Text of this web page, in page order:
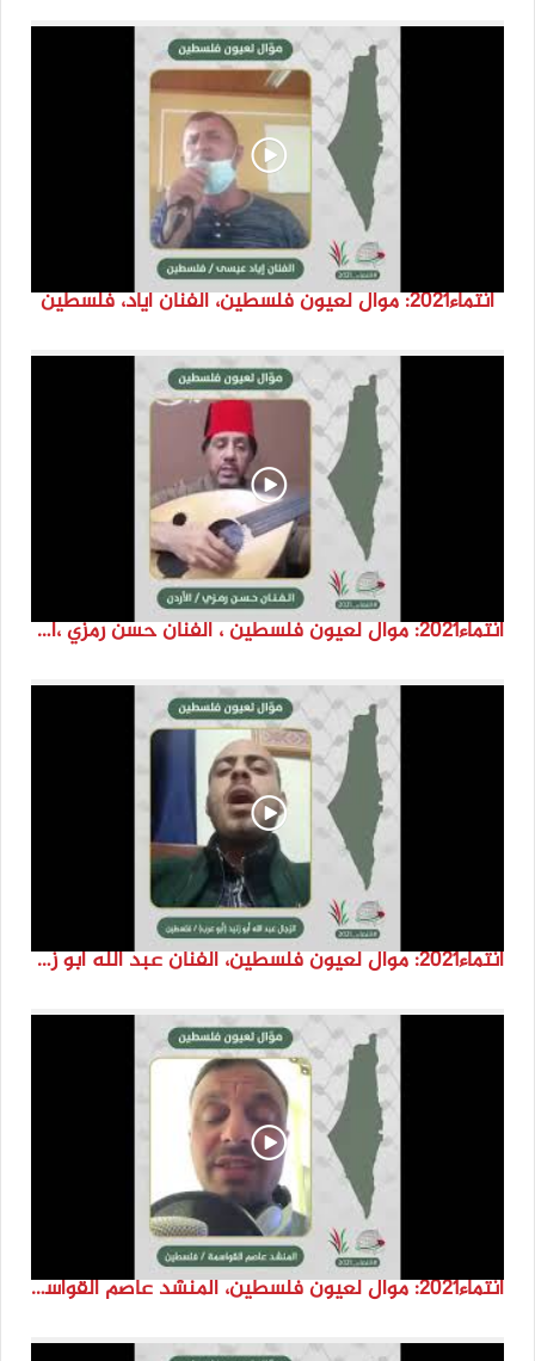
انتماء2021: موال لعيون فلسطين، الفنان اياد، فلسطين
انتماء2021: موال لعيون فلسطين ، الفنان حسن رمزي ،الاردن
انتماء2021: موال لعيون فلسطين، الفنان عبد الله ابو زنيد، فلسطين
انتماء2021: موال لعيون فلسطين، المنشد عاصم القواسمة، الاردن